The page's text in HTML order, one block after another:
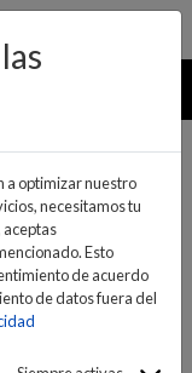
a optimizar nuestro
necesitamos tu
aceptas
Esto
de acuerdo
de datos fuera del